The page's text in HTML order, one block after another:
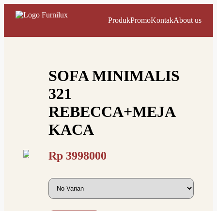
ProdukPromoKontakAbout us
SOFA MINIMALIS
321
REBECCA+MEJA
KACA
Rp 3998000